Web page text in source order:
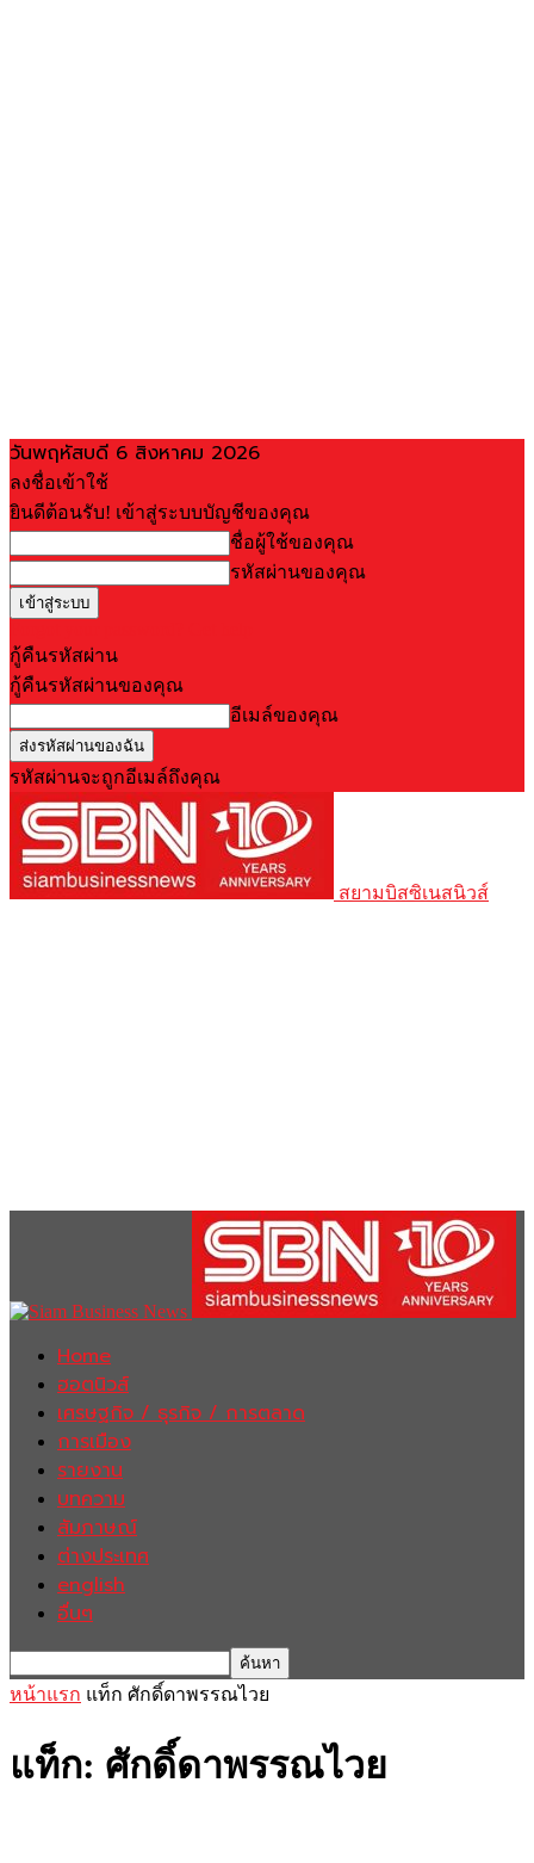
วันพฤหัสบดี 6 สิงหาคม 2026
ลงชื่อเข้าใช้
ยินดีต้อนรับ! เข้าสู่ระบบบัญชีของคุณ
ชื่อผู้ใช้ของคุณ
รหัสผ่านของคุณ
กู้คืนรหัสผ่าน
กู้คืนรหัสผ่านของคุณ
อีเมล์ของคุณ
รหัสผ่านจะถูกอีเมล์ถึงคุณ
สยามบิสซิเนสนิวส์
Home
ฮอตนิวส์
เศรษฐกิจ / ธุรกิจ / การตลาด
การเมือง
รายงาน
บทความ
สัมภาษณ์
ต่างประเทศ
english
อื่นๆ
หน้าแรก แท็ก ศักดิ์ดาพรรณไวย
แท็ก: ศักดิ์ดาพรรณไวย